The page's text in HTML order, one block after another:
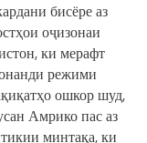
бисёре аз
оҷизонаи
ки мерафт
режими
ошкор шуд,
Амрико пас аз
минтақа, ки